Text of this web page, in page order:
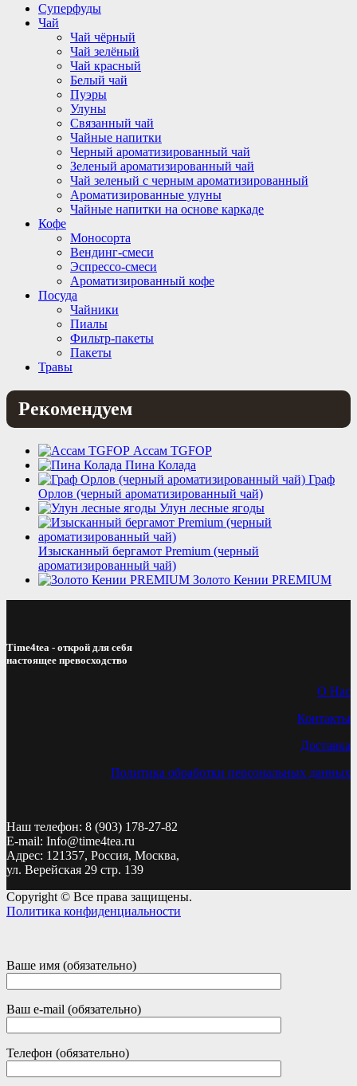
Суперфуды
Чай
Чай чёрный
Чай зелёный
Чай красный
Белый чай
Пуэры
Улуны
Связанный чай
Чайные напитки
Черный ароматизированный чай
Зеленый ароматизированный чай
Чай зеленый с черным ароматизированный
Ароматизированные улуны
Чайные напитки на основе каркаде
Кофе
Моносорта
Вендинг-смеси
Эспрессо-смеси
Ароматизированный кофе
Посуда
Чайники
Пиалы
Фильтр-пакеты
Пакеты
Травы
Рекомендуем
Ассам TGFOP
Пина Колада
Граф
Орлов (черный ароматизированный чай)
Улун лесные ягоды
Изысканный бергамот Premium (черный
ароматизированный чай)
Золото Кении PREMIUM
Time4tea - открой для себя
настоящее превосходство
О Нас
Контакты
Доставка
Политика обработки персональных данных
Наш телефон: 8 (903) 178-27-82
E-mail: Info@time4tea.ru
Адрес: 121357, Россия, Москва,
ул. Верейская 29 стр. 139
Copyright © Все права защищены.
Политика конфиденциальности
Ваше имя (обязательно)
Ваш e-mail (обязательно)
Телефон (обязательно)